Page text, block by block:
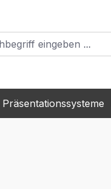
Präsentationssysteme